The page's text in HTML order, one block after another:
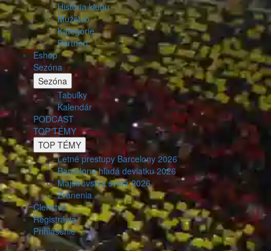
História klubu
Mužstvo
Kategórie
Partneri
Eshop
Sezóna
Sezóna
Tabuľky
Kalendár
PODCAST
TOP TÉMY
TOP TÉMY
Letné prestupy Barcelony 2026
Barcelona hľadá deviatku 2026
Majstrovstvá sveta 2026
Zranenia
Členstvo
Registrácia
Prihlásenie